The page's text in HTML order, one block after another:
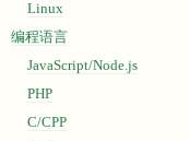
Linux
编程语言
JavaScript/Node.js
PHP
C/CPP